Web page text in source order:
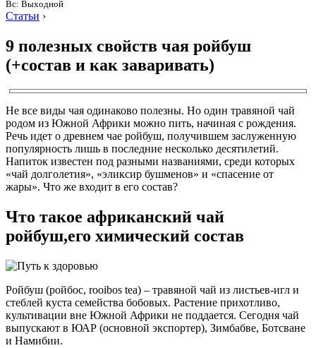
Вс: Выходной
Статьи ›
9 полезных свойств чая ройбуш
(+состав и как заваривать)
Не все виды чая одинаково полезны. Но один травяной чай
родом из Южной Африки можно пить, начиная с рождения.
Речь идет о древнем чае ройбуш, получившем заслуженную
популярность лишь в последние несколько десятилетий.
Напиток известен под разными названиями, среди которых
«чай долголетия», «эликсир бушменов» и «спасение от
жары». Что же входит в его состав?
Что такое африканский чай
ройбуш,его химический состав
Ройбуш (ройбос, rooibos tea) – травяной чай из листьев-игл и
стеблей куста семейства бобовых. Растение прихотливо,
культивации вне Южной Африки не поддается. Сегодня чай
выпускают в ЮАР (основной экспортер), Зимбабве, Ботсване
и Намибии.